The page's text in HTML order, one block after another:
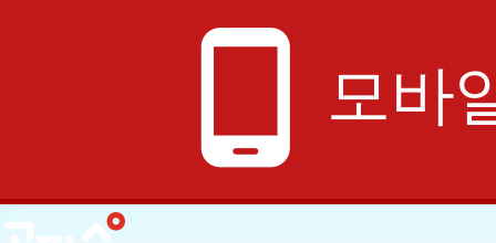
phone_android 모바